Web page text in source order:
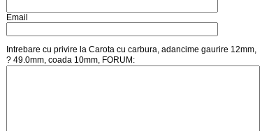
Email
Intrebare cu privire la Carota cu carbura, adancime gaurire 12mm,
? 49.0mm, coada 10mm, FORUM: